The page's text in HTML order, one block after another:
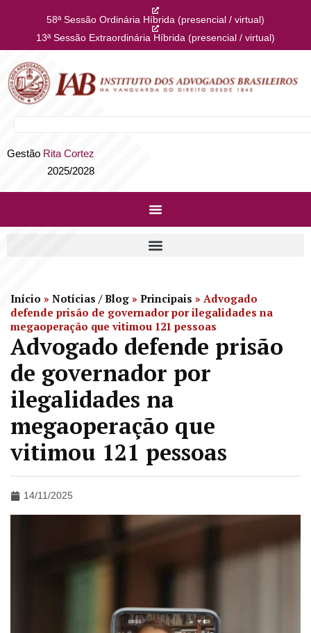
58ª Sessão Ordinária Híbrida (presencial / virtual)
13ª Sessão Extraordinária Híbrida (presencial / virtual)
Gestão Rita Cortez
2025/2028
Início » Notícias / Blog » Principais » Advogado
defende prisão de governador por ilegalidades na
megaoperação que vitimou 121 pessoas
Advogado defende prisão
de governador por
ilegalidades na
megaoperação que
vitimou 121 pessoas
14/11/2025